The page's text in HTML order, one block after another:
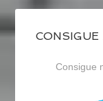
Consigue